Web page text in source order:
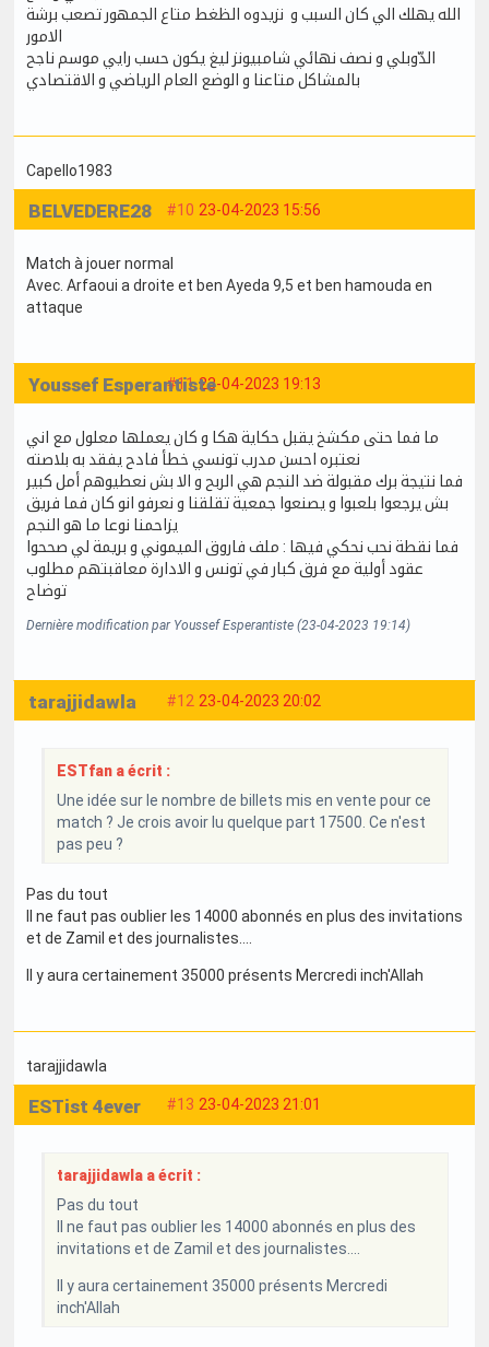
الله يهلك الي كان السبب و نزيدوه الظغط متاع الجمهور تصعب برشة
الامور
الدّوبلي و نصف نهائي شامبيونز ليغ يكون حسب رايي موسم ناجح
بالمشاكل متاعنا و الوضع العام الرياضي و الاقتصادي
Capello1983
#10 23-04-2023 15:56
BELVEDERE28
Match à jouer normal
Avec. Arfaoui a droite et ben Ayeda 9,5 et ben hamouda en
attaque
#11 23-04-2023 19:13
Youssef Esperantiste
ما فما حتى مكشخ يقبل حكاية هكا و كان يعملها معلول مع اني
نعتبره احسن مدرب تونسي خطأ فادح يفقد به بلاصته
فما نتيجة برك مقبولة ضد النجم هي الربح و الا بش نعطيوهم أمل كبير
بش يرجعوا بلعبوا و يصنعوا جمعية تقلقنا و نعرفو انو كان فما فريق
يزاحمنا نوعا ما هو النجم
فما نقطة نحب نحكي فيها : ملف فاروق الميموني و بريمة لي صححوا
عقود أولية مع فرق كبار في تونس و الادارة معاقبتهم مطلوب
توضاح
Dernière modification par Youssef Esperantiste (23-04-2023 19:14)
#12 23-04-2023 20:02
tarajjidawla
ESTfan a écrit :
Une idée sur le nombre de billets mis en vente pour ce
match ? Je crois avoir lu quelque part 17500. Ce n'est
pas peu ?
Pas du tout
Il ne faut pas oublier les 14000 abonnés en plus des invitations
et de Zamil et des journalistes....
Il y aura certainement 35000 présents Mercredi inch'Allah
tarajjidawla
#13 23-04-2023 21:01
ESTist 4ever
tarajjidawla a écrit :
Pas du tout
Il ne faut pas oublier les 14000 abonnés en plus des
invitations et de Zamil et des journalistes....
Il y aura certainement 35000 présents Mercredi
inch'Allah